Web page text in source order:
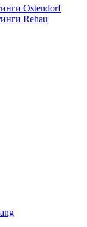
Ostendorf
Rehau